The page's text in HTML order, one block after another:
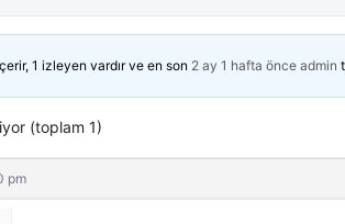
1 izleyen vardır ve en son 2 ay 1 hafta önce admin
(toplam 1)
pm